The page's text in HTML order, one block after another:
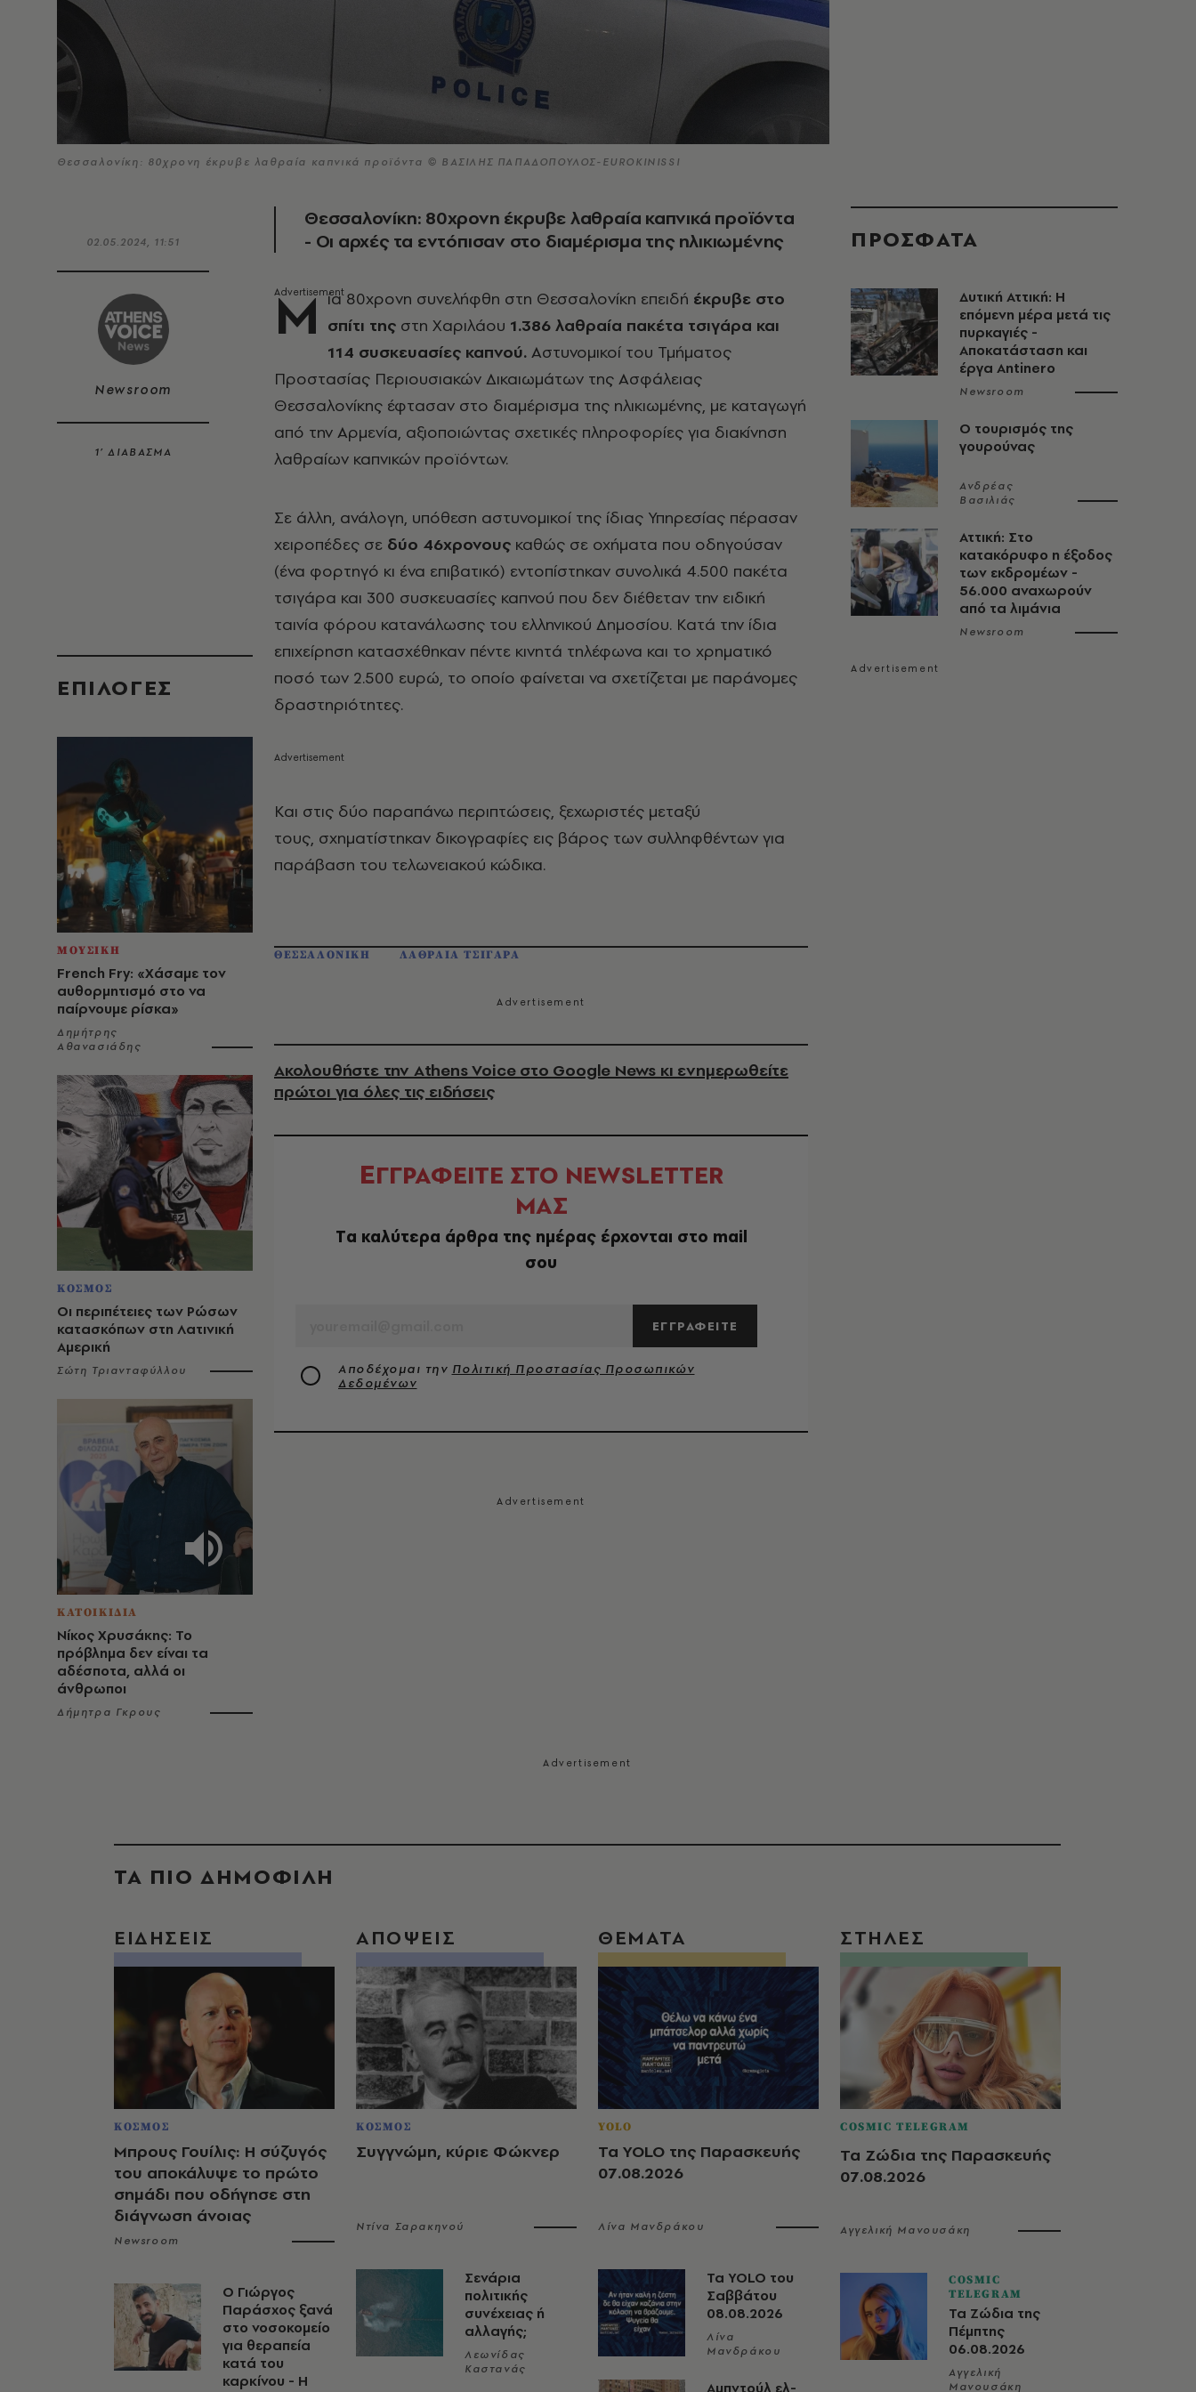
Θεσσαλονίκη: 80χρονη έκρυβε λαθραία καπνικά προϊόντα © ΒΑΣΙΛΗΣ ΠΑΠΑΔΟΠΟΥΛΟΣ-EUROKINISSI
02.05.2024, 11:51
Newsroom
1’ ΔΙΑΒΑΣΜΑ
EΠΙΛΟΓΈΣ
ΜΟΥΣΙΚΗ
French Fry: «Χάσαμε τον
αυθορμητισμό στο να
παίρνουμε ρίσκα»
Δημήτρης
Αθανασιάδης
ΚΟΣΜΟΣ
Οι περιπέτειες των Ρώσων
κατασκόπων στη Λατινική
Αμερική
Σώτη Τριανταφύλλου
ΚΑΤΟΙΚΙΔΙΑ
Νίκος Χρυσάκης: Το
πρόβλημα δεν είναι τα
αδέσποτα, αλλά οι
άνθρωποι
Δήμητρα Γκρους
Θεσσαλονίκη: 80χρονη έκρυβε λαθραία καπνικά προϊόντα
- Οι αρχές τα εντόπισαν στο διαμέρισμα της ηλικιωμένης
Μ ία 80χρονη συνελήφθη στη Θεσσαλονίκη επειδή έκρυβε στο
σπίτι της στη Χαριλάου 1.386 λαθραία πακέτα τσιγάρα και
114 συσκευασίες καπνού. Αστυνομικοί του Τμήματος
Προστασίας Περιουσιακών Δικαιωμάτων της Ασφάλειας
Θεσσαλονίκης έφτασαν στο διαμέρισμα της ηλικιωμένης, με καταγωγή
από την Αρμενία, αξιοποιώντας σχετικές πληροφορίες για διακίνηση
λαθραίων καπνικών προϊόντων.
Σε άλλη, ανάλογη, υπόθεση αστυνομικοί της ίδιας Υπηρεσίας πέρασαν
χειροπέδες σε δύο 46χρονους καθώς σε οχήματα που οδηγούσαν
(ένα φορτηγό κι ένα επιβατικό) εντοπίστηκαν συνολικά 4.500 πακέτα
τσιγάρα και 300 συσκευασίες καπνού που δεν διέθεταν την ειδική
ταινία φόρου κατανάλωσης του ελληνικού Δημοσίου. Κατά την ίδια
επιχείρηση κατασχέθηκαν πέντε κινητά τηλέφωνα και το χρηματικό
ποσό των 2.500 ευρώ, το οποίο φαίνεται να σχετίζεται με παράνομες
δραστηριότητες.
Και στις δύο παραπάνω περιπτώσεις, ξεχωριστές μεταξύ
τους, σχηματίστηκαν δικογραφίες εις βάρος των συλληφθέντων για
παράβαση του τελωνειακού κώδικα.
ΘΕΣΣΑΛΟΝΙΚΗ ΛΑΘΡΑΙΑ ΤΣΙΓΑΡΑ
Ακολουθήστε την Athens Voice στο Google News κι ενημερωθείτε
πρώτοι για όλες τις ειδήσεις
ΕΓΓΡΑΦΕΙΤΕ ΣΤΟ NEWSLETTER
ΜΑΣ
Tα καλύτερα άρθρα της ημέρας έρχονται στο mail
σου
ΕΓΓΡΑΦΕΙΤΕ
Αποδέχομαι την Πολιτική Προστασίας Προσωπικών
Δεδομένων
ΠΡΟΣΦΑΤΑ
Δυτική Αττική: Η
επόμενη μέρα μετά τις
πυρκαγιές -
Αποκατάσταση και
έργα Antinero
Newsroom
Ο τουρισμός της
γουρούνας
Ανδρέας
Βασιλιάς
Αττική: Στο
κατακόρυφο η έξοδος
των εκδρομέων -
56.000 αναχωρούν
από τα λιμάνια
Newsroom
ΤΑ ΠΙΟ ΔΗΜΟΦΙΛΗ
ΕΙΔΗΣΕΙΣ
ΚΟΣΜΟΣ
Μπρους Γουίλις: Η σύζυγός
του αποκάλυψε το πρώτο
σημάδι που οδήγησε στη
διάγνωση άνοιας
Newsroom
O Γιώργος
Παράσχος ξανά
στο νοσοκομείο
για θεραπεία
κατά του
καρκίνου - Η
ΑΠΟΨΕΙΣ
ΚΟΣΜΟΣ
Συγγνώμη, κύριε Φώκνερ
Ντίνα Σαρακηνού
Σενάρια
πολιτικής
συνέχειας ή
αλλαγής;
Λεωνίδας
Καστανάς
ΘΕΜΑΤΑ
YOLO
Τα YOLO της Παρασκευής
07.08.2026
Λίνα Μανδράκου
Τα YOLO του
Σαββάτου
08.08.2026
Λίνα
Μανδράκου
Αμπντούλ ελ-
ΣΤΗΛΕΣ
COSMIC TELEGRAM
Τα Ζώδια της Παρασκευής
07.08.2026
Αγγελική Μανουσάκη
COSMIC
TELEGRAM
Τα Ζώδια της
Πέμπτης
06.08.2026
Αγγελική
Μανουσάκη